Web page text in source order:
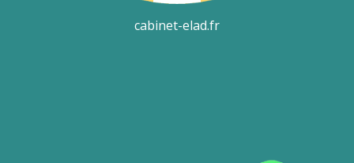
cabinet-elad.fr